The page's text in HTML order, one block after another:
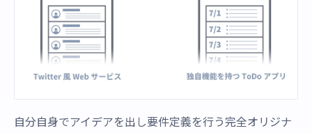
自分自身でアイデアを出し要件定義を行う完全オリジナ